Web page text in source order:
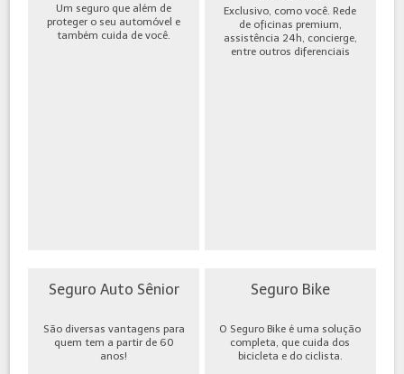
Um seguro que além de
proteger o seu automóvel e
também cuida de você.
Exclusivo, como você. Rede
de oficinas premium,
assistência 24h, concierge,
entre outros diferenciais
Seguro Auto Sênior
São diversas vantagens para
quem tem a partir de 60
anos!
Seguro Bike
O Seguro Bike é uma solução
completa, que cuida dos
bicicleta e do ciclista.